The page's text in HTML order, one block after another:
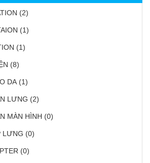
(2)
(1)
(1)
(8)
DA (1)
LƯNG (2)
MÀN HÌNH (0)
LƯNG (0)
(0)